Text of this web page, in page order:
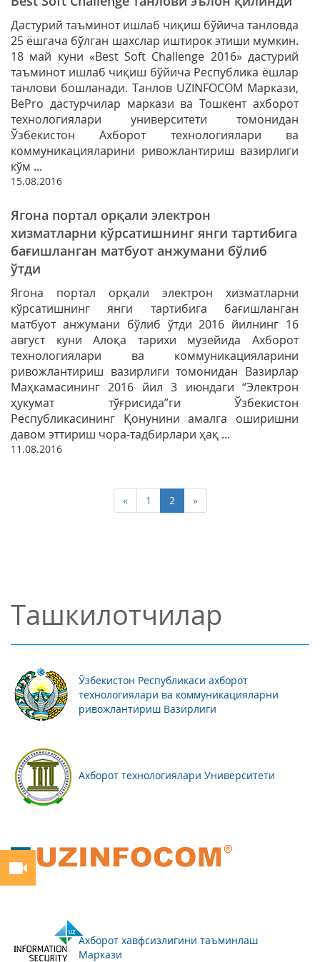
Дастурий таъминот ишлаб чиқиш бўйича танловда
25 ёшгача бўлган шахслар иштирок этиши мумкин.
18 май куни «Best Soft Challenge 2016» дастурий
таъминот ишлаб чиқиш бўйича Республика ёшлар
танлови бошланади. Танлов UZINFOCOM Маркази,
ВеРrо дастурчилар маркази ва Тошкент ахборот
технологиялари университети томонидан
Ўзбекистон Ахборот технологиялари ва
коммуникацияларини ривожлантириш вазирлиги
кўм ...
15.08.2016
Ягона портал орқали электрон
хизматларни кўрсатишнинг янги тартибига
бағишланган матбуот анжумани бўлиб
ўтди
Ягона портал орқали электрон хизматларни
кўрсатишнинг янги тартибига бағишланган
матбуот анжумани бўлиб ўтди 2016 йилнинг 16
август куни Алоқа тарихи музейида Ахборот
технологиялари ва коммуникацияларини
ривожлантириш вазирлиги томонидан Вазирлар
Маҳкамасининг 2016 йил 3 июндаги “Электрон
ҳукумат тўғрисида”ги Ўзбекистон
Республикасининг Қонунини амалга оширишни
давом эттириш чора-тадбирлари ҳақ ...
11.08.2016
« 1 2 »
Ташкилотчилар
Ўзбекистон Республикаси ахборот
технологиялари ва коммуникацияларни
ривожлантириш Вазирлиги
Ахборот технологиялари Университети
Ахборот хавфсизлигини таъминлаш
Маркази